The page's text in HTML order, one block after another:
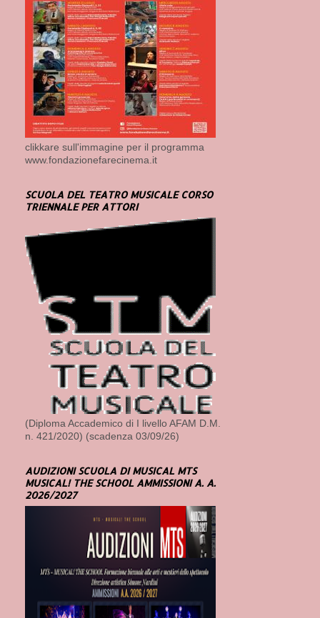
clikkare sull'immagine per il programma
www.fondazionefarecinema.it
SCUOLA DEL TEATRO MUSICALE CORSO
TRIENNALE PER ATTORI
(Diploma Accademico di I livello AFAM D.M.
n. 421/2020) (scadenza 03/09/26)
AUDIZIONI SCUOLA DI MUSICAL MTS
MUSICAL! THE SCHOOL AMMISSIONI A. A.
2026/2027